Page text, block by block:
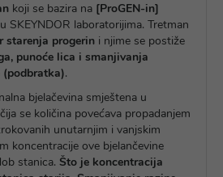
koji se bazira na [ProGEN-in]
SKEYNDOR laboratorijima. Tretman
starenja progerin i njime se postiže
punoće lica i smanjivanja
(podbratka).
bjelačevina smještena u
se količina povećava propadanjem
unutarnjim i vanjskim
koncentracije ove bjelančevine
stanica. Što je koncentracija